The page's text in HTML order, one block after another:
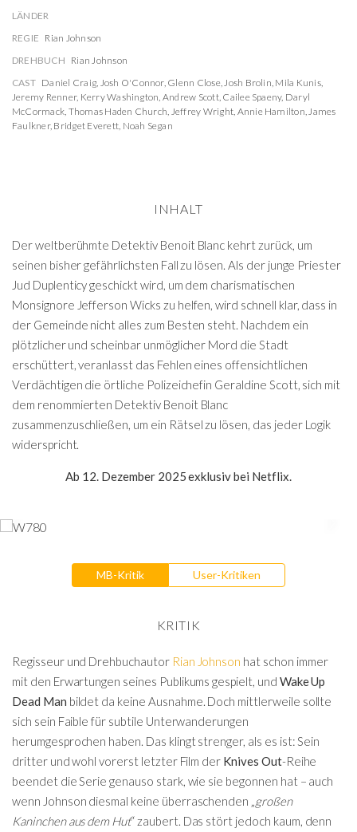
LÄNDER
REGIE Rian Johnson
DREHBUCH Rian Johnson
CAST Daniel Craig, Josh O'Connor, Glenn Close,Josh Brolin, Mila Kunis,
Jeremy Renner, Kerry Washington, Andrew Scott, Cailee Spaeny, Daryl
McCormack, Thomas Haden Church, Jeffrey Wright, Annie Hamilton,James
Faulkner, Bridget Everett, Noah Segan
INHALT
Der weltberühmte Detektiv Benoit Blanc kehrt zurück, um
seinen bisher gefährlichsten Fall zu lösen. Als der junge Priester
Jud Duplenticy geschickt wird, um dem charismatischen
Monsignore Jefferson Wicks zu helfen, wird schnell klar, dass in
der Gemeinde nicht alles zum Besten steht. Nachdem ein
plötzlicher und scheinbar unmöglicher Mord die Stadt
erschüttert, veranlasst das Fehlen eines offensichtlichen
Verdächtigen die örtliche Polizeichefin Geraldine Scott, sich mit
dem renommierten Detektiv Benoit Blanc
zusammenzuschließen, um ein Rätsel zu lösen, das jeder Logik
widerspricht.
Ab 12. Dezember 2025 exklusiv bei Netflix.
MB-Kritik User-Kritiken
KRITIK
Regisseur und Drehbuchautor Rian Johnson hat schon immer
mit den Erwartungen seines Publikums gespielt, und Wake Up
Dead Man bildet da keine Ausnahme. Doch mittlerweile sollte
sich sein Faible für subtile Unterwanderungen
herumgesprochen haben. Das klingt strenger, als es ist: Sein
dritter und wohl vorerst letzter Film der Knives Out-Reihe
beendet die Serie genauso stark, wie sie begonnen hat – auch
wenn Johnson diesmal keine überraschenden „
großen
Kaninchen aus dem Hut“ zaubert. Das stört jedoch kaum, denn